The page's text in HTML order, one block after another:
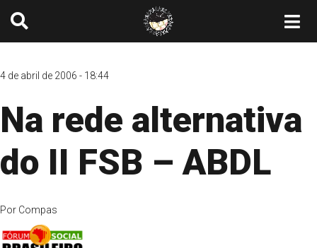
4 de abril de 2006 - 18:44
Na rede alternativa
do II FSB – ABDL
Por Compas